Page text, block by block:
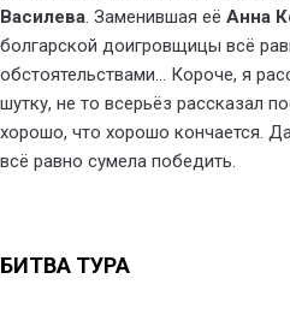
Василева. Заменившая её Анна
болгарской доигровщицы всё
обстоятельствами… Короче, я
шутку, не то всерьёз рассказал
хорошо, что хорошо кончается.
всё равно сумела победить.
БИТВА ТУРА